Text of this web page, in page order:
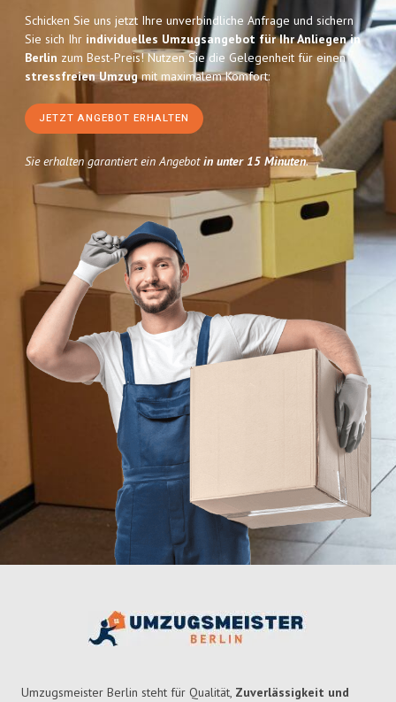
Schicken Sie uns jetzt Ihre unverbindliche Anfrage und sichern
Sie sich Ihr individuelles Umzugsangebot für Ihr Anliegen in
Berlin zum Best-Preis! Nutzen Sie die Gelegenheit für einen
stressfreien Umzugmit maximalem Komfort:
JETZT ANGEBOT ERHALTEN
Sie erhalten garantiert ein Angebotin unter 15 Minuten.
Umzugsmeister Berlin steht für Qualität, Zuverlässigkeit und